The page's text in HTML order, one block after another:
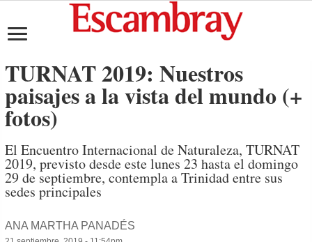
TURNAT 2019: Nuestros
paisajes a la vista del mundo (+
fotos)
El Encuentro Internacional de Naturaleza, TURNAT
2019, previsto desde este lunes 23 hasta el domingo
29 de septiembre, contempla a Trinidad entre sus
sedes principales
ANA MARTHA PANADÉS